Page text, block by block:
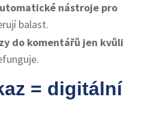
nástroje pro
balast.
do komentářů jen kvůli
= digitální